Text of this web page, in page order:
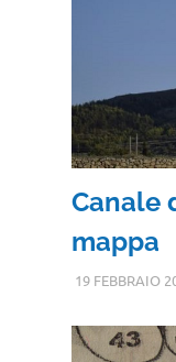
Canale
mappa
19 FEBBRAIO